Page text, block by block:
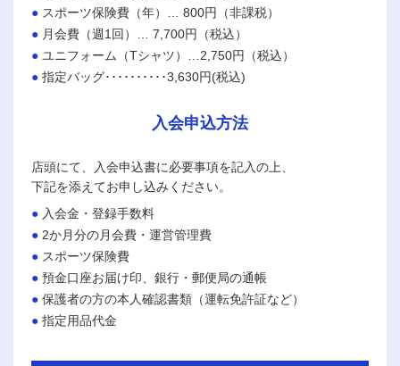
スポーツ保険費（年）… 800円（非課税）
月会費（週1回）… 7,700円（税込）
ユニフォーム（Tシャツ）…2,750円（税込）
指定バッグ･･････････3,630円(税込)
入会申込方法
店頭にて、入会申込書に必要事項を記入の上、
下記を添えてお申し込みください。
入会金・登録手数料
2か月分の月会費・運営管理費
スポーツ保険費
預金口座お届け印、銀行・郵便局の通帳
保護者の方の本人確認書類（運転免許証など）
指定用品代金